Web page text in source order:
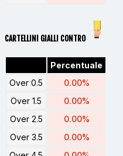
CARTELLINI GIALLI CONTRO
Percentuale
Over 0.5
0.00%
Over 1.5
0.00%
Over 2.5
0.00%
Over 3.5
0.00%